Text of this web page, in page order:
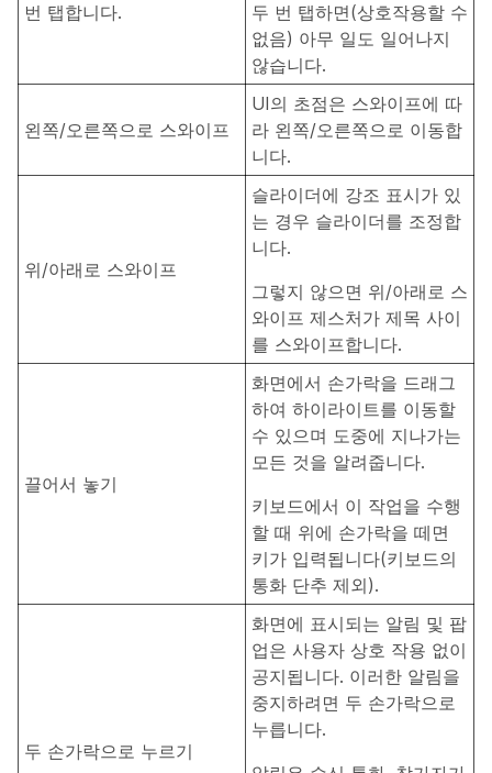
번 탭합니다.
두 번 탭하면(상호작용할 수
없음) 아무 일도 일어나지
않습니다.
왼쪽/오른쪽으로 스와이프
UI의 초점은 스와이프에 따
라 왼쪽/오른쪽으로 이동합
니다.
위/아래로 스와이프
슬라이더에 강조 표시가 있
는 경우 슬라이더를 조정합
니다.
그렇지 않으면 위/아래로 스
와이프 제스처가 제목 사이
를 스와이프합니다.
끌어서 놓기
화면에서 손가락을 드래그
하여 하이라이트를 이동할
수 있으며 도중에 지나가는
모든 것을 알려줍니다.
키보드에서 이 작업을 수행
할 때 위에 손가락을 떼면
키가 입력됩니다(키보드의
통화 단추 제외).
두 손가락으로 누르기
화면에 표시되는 알림 및 팝
업은 사용자 상호 작용 없이
공지됩니다. 이러한 알림을
중지하려면 두 손가락으로
누릅니다.